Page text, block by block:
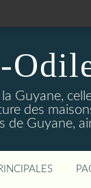
Guyane,
des
de Guyane,